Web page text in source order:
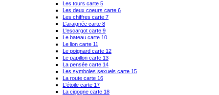
Les tours carte 5
Les deux coeurs carte 6
Les chiffres carte 7
L'araignée carte 8
L'escargot carte 9
Le bateau carte 10
Le lion carte 11
Le poignard carte 12
Le papillon carte 13
La pensée carte 14
Les symboles sexuels carte 15
La route carte 16
L'étoile carte 17
La cigogne carte 18